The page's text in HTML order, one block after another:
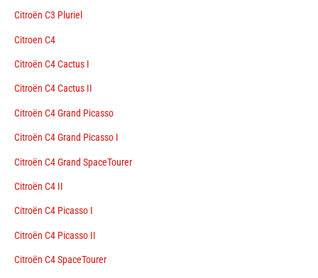
Citroën C3 Pluriel
Citroen C4
Citroën C4 Cactus I
Citroën C4 Cactus II
Citroën C4 Grand Picasso
Citroën C4 Grand Picasso I
Citroën C4 Grand SpaceTourer
Citroën C4 II
Citroën C4 Picasso I
Citroën C4 Picasso II
Citroën C4 SpaceTourer